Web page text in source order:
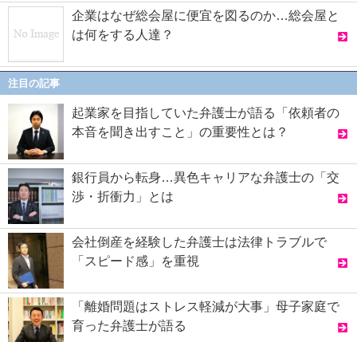
企業はなぜ総会屋に便宜を図るのか…総会屋と
は何をする人達？
注目の記事
起業家を目指していた弁護士が語る「依頼者の
本音を聞き出すこと」の重要性とは？
銀行員から転身…異色キャリアな弁護士の「交
渉・折衝力」とは
会社倒産を経験した弁護士は法律トラブルで
「スピード感」を重視
「離婚問題はストレス軽減が大事」母子家庭で
育った弁護士が語る